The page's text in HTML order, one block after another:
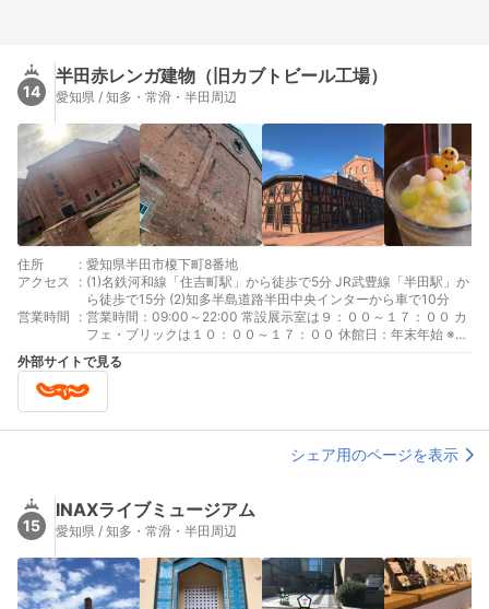
14
半田赤レンガ建物（旧カブトビール工場）
愛知県 / 知多・常滑・半田周辺
住所 : 愛知県半田市榎下町8番地
アクセス
: (1)名鉄河和線「住吉町駅」から徒歩で5分 JR武豊線「半田駅」か
ら徒歩で15分 (2)知多半島道路半田中央インターから車で10分
営業時間
: 営業時間：09:00～22:00 常設展示室は９：００～１７：００ カ
フェ・ブリックは１０：００～１７：００ 休館日：年末年始 ※設
備点検のため臨時休館あり
外部サイトで見る
シェア用のページを表示
15
INAXライブミュージアム
愛知県 / 知多・常滑・半田周辺